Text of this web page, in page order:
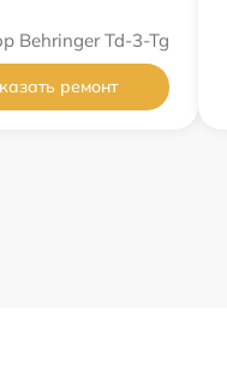
Behringer Td-3-Tg
ремонт